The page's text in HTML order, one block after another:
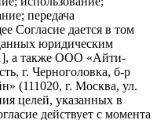
передача
Согласие дается в том
юридическим
а также ООО «Айти-
г. Черноголовка, б-р
(111020, г. Москва, ул.
целей, указанных в
действует с момента